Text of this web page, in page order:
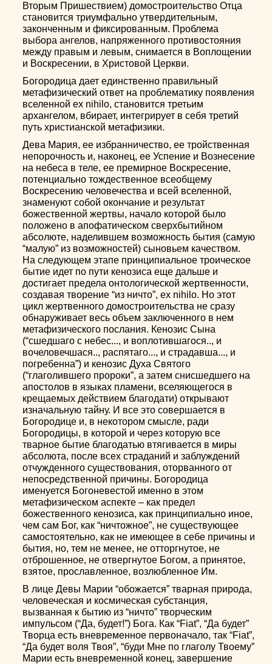
Вторым Пришествием) домостроительство Отца
становится триумфально утвердительным,
законченным и фиксированным. Проблема
выбора ангелов, напряженного противостояния
между правым и левым, снимается в Воплощении
и Воскресении, в Христовой Церкви.
Богородица дает единственно правильный
метафизический ответ на проблематику появления
вселенной ex nihilo, становится третьим
архангелом, вбирает, интегрирует в себя третий
путь христианской метафизики.
Дева Мария, ее избранничество, ее тройственная
непорочность и, наконец, ее Успение и Вознесение
на небеса в теле, ее премирное Воскресение,
потенциально тождественное всеобщему
Воскресению человечества и всей вселенной,
знаменуют собой окончание и результат
божественной жертвы, начало которой было
положено в апофатическом сверхбытийном
абсолюте, наделившем возможность бытия (самую
“малую” из возможностей) сыновьем качеством.
На следующем этапе принципиальное троическое
бытие идет по пути кенозиса еще дальше и
достигает предела онтологической жертвенности,
создавая творение “из ничто”, ex nihilo. Но этот
цикл жертвенного домостроительства не сразу
обнаруживает весь объем заключенного в нем
метафизического послания. Кенозис Сына
(“сшедшаго с небес..., и воплотившагося.., и
вочеловечшася.., распятаго..., и страдавша..., и
погребенна”) и кенозис Духа Святого
(“глаголившего пророки”, а затем снисшедшего на
апостолов в языках пламени, вселяющегося в
крещаемых действием благодати) открывают
изначальную тайну. И все это совершается в
Богородице и, в некотором смысле, ради
Богородицы, в которой и через которую все
тварное бытие благодатью втягивается в миры
абсолюта, после всех страданий и заблуждений
отчужденного существования, оторванного от
непосредственной причины. Богородица
именуется Богоневестой именно в этом
метафизическом аспекте – как предел
божественного кенозиса, как принципиально иное,
чем сам Бог, как “ничтожное”, не существующее
самостоятельно, как не имеющее в себе причины и
бытия, но, тем не менее, не отторгнутое, не
отброшенное, не отвергнутое Богом, а принятое,
взятое, прославленное, возлюбленное Им.
В лице Девы Марии “обожается” тварная природа,
человеческая и космическая субстанция,
вызванная к бытию из “ничто” творческим
импульсом (“Да, будет!”) Бога. Как “Fiat”, “Да будет”
Творца есть вневременное первоначало, так “Fiat”,
“Да будет воля Твоя”, “буди Мне по глаголу Твоему”
Марии есть вневременной конец, завершение